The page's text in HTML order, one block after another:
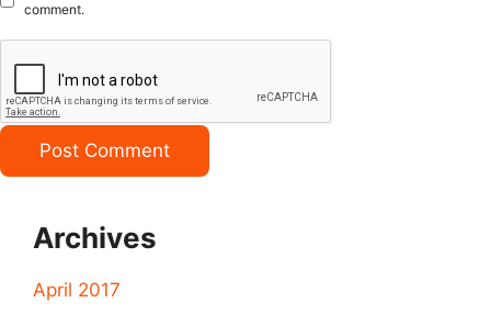
comment.
Archives
April 2017